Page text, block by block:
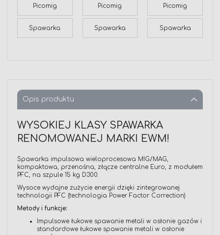
Picomig Picomig Picomig
Spawarka Spawarka Spawarka
Opis produktu
WYSOKIEJ KLASY SPAWARKA
RENOMOWANEJ MARKI EWM!
Spawarka impulsowa wieloprocesowa MIG/MAG,
kompaktowa, przenośna, złącze centralne Euro, z modułem
PFC, na szpule 15 kg D300.
Wysoce wydajne zużycie energii dzięki zintegrowanej
technologii PFC (technologia Power Factor Correction)
Metody i funkcje:
Impulsowe łukowe spawanie metali w osłonie gazów i
standardowe łukowe spawanie metali w osłonie